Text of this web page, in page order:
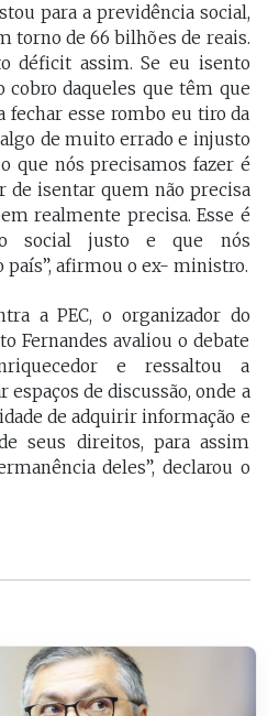
para a previdência social,
torno de 66 bilhões de reais.
déficit assim. Se eu isento
cobro daqueles que têm que
fechar esse rombo eu tiro da
de muito errado e injusto
que nós precisamos fazer é
de isentar quem não precisa
realmente precisa. Esse é
social justo e que nós
país”, afirmou o ex- ministro.
a PEC, o organizador do
Fernandes avaliou o debate
e ressaltou a
de discussão, onde a
de adquirir informação e
seus direitos, para assim
deles”, declarou o